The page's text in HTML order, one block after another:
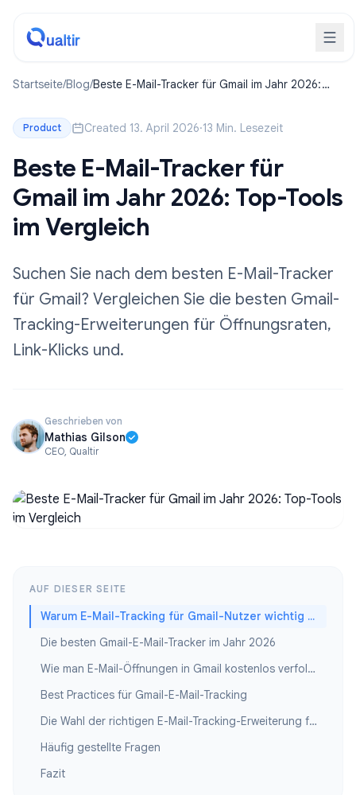
Startseite/Blog/Beste E-Mail-Tracker für Gmail im Jahr 2026:
Product Created 13. April 2026·13 Min. Lesezeit
Beste E-Mail-Tracker für
Gmail im Jahr 2026: Top-Tools
im Vergleich
Suchen Sie nach dem besten E-Mail-Tracker
für Gmail? Vergleichen Sie die besten Gmail-
Tracking-Erweiterungen für Öffnungsraten,
Link-Klicks und.
Geschrieben von
Mathias Gilson
CEO, Qualtir
AUF DIESER SEITE
Warum E-Mail-Tracking für Gmail-Nutzer wichtig ist
Die besten Gmail-E-Mail-Tracker im Jahr 2026
Wie man E-Mail-Öffnungen in Gmail kostenlos verfolgt
Best Practices für Gmail-E-Mail-Tracking
Die Wahl der richtigen E-Mail-Tracking-Erweiterung für Gmail
Häufig gestellte Fragen
Fazit